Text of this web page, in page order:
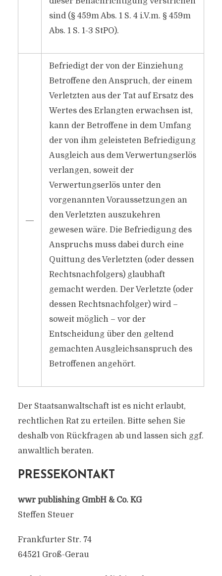
sind (§ 459m Abs. 1 S. 4 i.V.m. § 459m
Abs. 1 S. 1-3 StPO).
―
Befriedigt der von der Einziehung
Betroffene den Anspruch, der einem
Verletzten aus der Tat auf Ersatz des
Wertes des Erlangten erwachsen ist,
kann der Betroffene in dem Umfang
der von ihm geleisteten Befriedigung
Ausgleich aus dem Verwertungserlös
verlangen, soweit der
Verwertungserlös unter den
vorgenannten Voraussetzungen an
den Verletzten auszukehren
gewesen wäre. Die Befriedigung des
Anspruchs muss dabei durch eine
Quittung des Verletzten (oder dessen
Rechtsnachfolgers) glaubhaft
gemacht werden. Der Verletzte (oder
dessen Rechtsnachfolger) wird –
soweit möglich – vor der
Entscheidung über den geltend
gemachten Ausgleichsanspruch des
Betroffenen angehört.
Der Staatsanwaltschaft ist es nicht erlaubt,
rechtlichen Rat zu erteilen. Bitte sehen Sie
deshalb von Rückfragen ab und lassen sich ggf.
anwaltlich beraten.
PRESSEKONTAKT
wwr publishing GmbH & Co. KG
Steffen Steuer
Frankfurter Str. 74
64521 Groß-Gerau